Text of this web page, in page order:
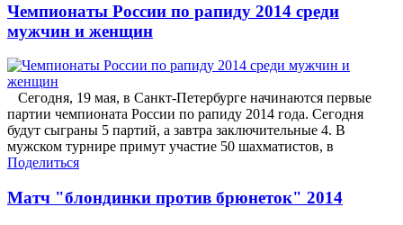
Чемпионаты России по рапиду 2014 среди
мужчин и женщин
Сегодня, 19 мая, в Санкт-Петербурге начинаются первые
партии чемпионата России по рапиду 2014 года. Сегодня
будут сыграны 5 партий, а завтра заключительные 4. В
мужском турнире примут участие 50 шахматистов, в
Поделиться
Матч "блондинки против брюнеток" 2014